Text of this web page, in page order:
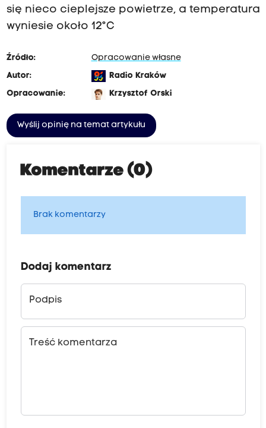
się nieco cieplejsze powietrze, a temperatura
wyniesie około 12°C
Źródło:
Opracowanie własne
Autor:
Radio Kraków
Opracowanie:
Krzysztof Orski
Wyślij opinię na temat artykułu
Komentarze (0)
Brak komentarzy
Dodaj komentarz
Podpis
Treść komentarza